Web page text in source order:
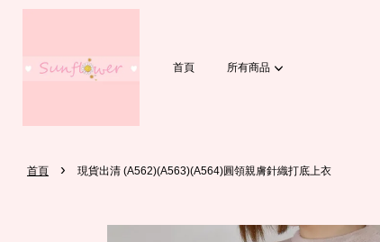
首頁 所有商品
首頁 › 現貨出清 (A562)(A563)(A564)圓領親膚針織打底上衣